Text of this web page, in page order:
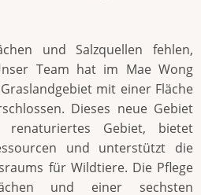
und Salzquellen fehlen,
Team hat im Mae Wong
mit einer Fläche
Dieses neue Gebiet
Gebiet, bietet
und unterstützt die
für Wildtiere. Die Pflege
und einer sechsten